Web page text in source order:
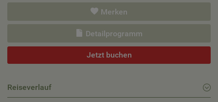
Merken
Detailprogramm
Jetzt buchen
Reiseverlauf